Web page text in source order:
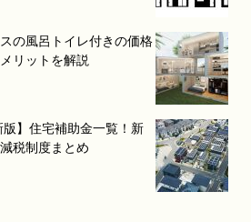
の風呂トイレ付きの価格
リットを解説
版】住宅補助金一覧！新
税制度まとめ